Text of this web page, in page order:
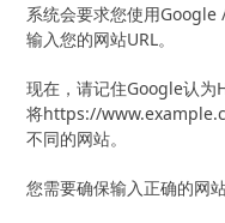
系统会要求您使用
输入您的网站URL。
现在，请记住Google认为
将https://
不同的网站。
您需要确保输入正确的网站